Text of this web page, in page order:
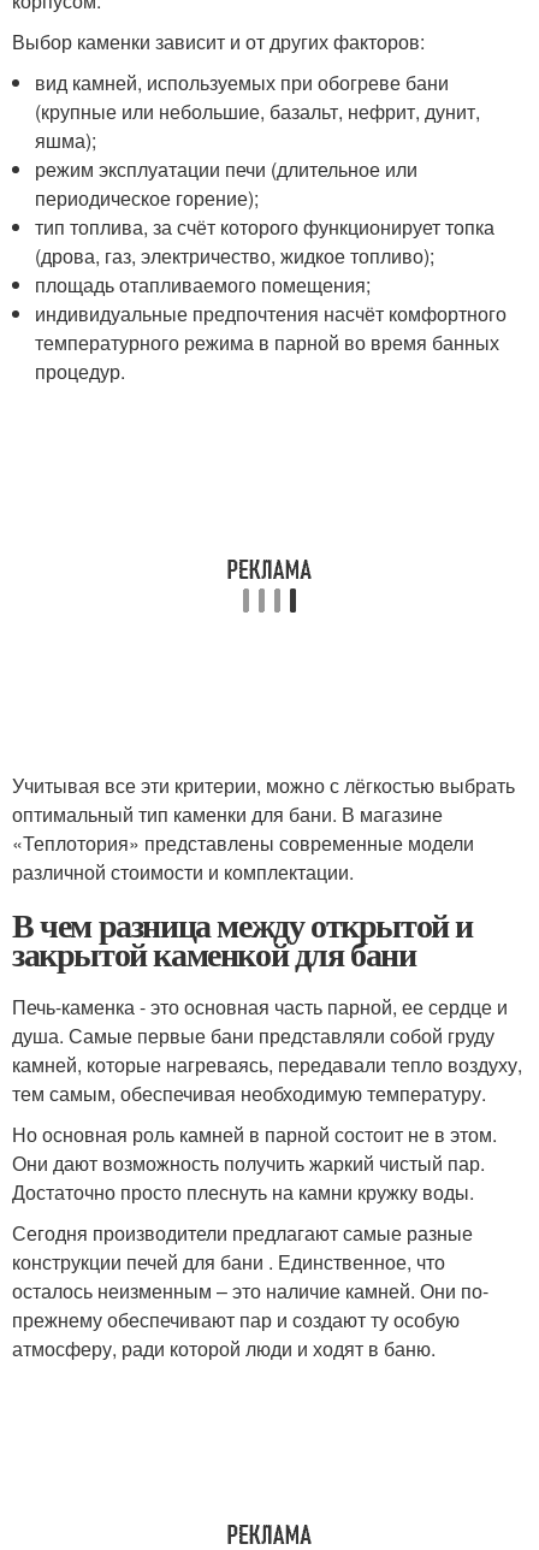
Выбор каменки зависит и от других факторов:
вид камней, используемых при обогреве бани
(крупные или небольшие, базальт, нефрит, дунит,
яшма);
режим эксплуатации печи (длительное или
периодическое горение);
тип топлива, за счёт которого функционирует топка
(дрова, газ, электричество, жидкое топливо);
площадь отапливаемого помещения;
индивидуальные предпочтения насчёт комфортного
температурного режима в парной во время банных
процедур.
Учитывая все эти критерии, можно с лёгкостью выбрать
оптимальный тип каменки для бани. В магазине
«Теплотория» представлены современные модели
различной стоимости и комплектации.
В чем разница между открытой и
закрытой каменкой для бани
Печь-каменка - это основная часть парной, ее сердце и
душа. Самые первые бани представляли собой груду
камней, которые нагреваясь, передавали тепло воздуху,
тем самым, обеспечивая необходимую температуру.
Но основная роль камней в парной состоит не в этом.
Они дают возможность получить жаркий чистый пар.
Достаточно просто плеснуть на камни кружку воды.
Сегодня производители предлагают самые разные
конструкции печей для бани . Единственное, что
осталось неизменным – это наличие камней. Они по-
прежнему обеспечивают пар и создают ту особую
атмосферу, ради которой люди и ходят в баню.